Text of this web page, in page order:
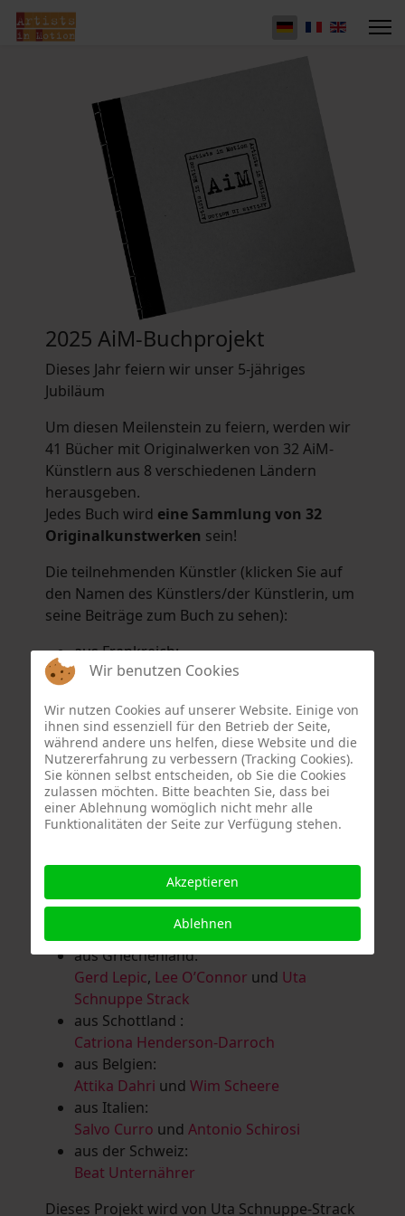
2025 AiM-Buchprojekt
Dieses Jahr feiern wir unser 5-jähriges
Jubiläum
Um diesen Meilenstein zu feiern, werden wir
41 Bücher mit Originalwerken von 32 AiM-
Künstlern aus 8 verschiedenen Ländern
herausgeben.
Jedes Buch wird eine Sammlung von 32
Originalkunstwerken sein!
Die teilnehmenden Künstler (klicken Sie auf
den Namen des Künstlers/der Künstlerin, um
seine Beiträge zum Buch zu sehen):
aus Frankreich:
Hélène Argo,Didier Bonnot
Eric Schaftlein.
aus den Niederlanden:
Dorrety Brookhuis,Natalia Dik,Elise
EekhoutundHenny Schaapman
aus Deutschland:
Salomé Herbst,Andrea Jungnitsch,
Lanzl,Heidrun MalComes,Christa Mayer-
Guntram Prochaska
Schaub,Vera Schaub,Birgit Schweimler &
Serge DevadderundRolf Thärichen
aus Griechenland:
Gerd Lepic, Lee O’Connor und Uta
Schnuppe Strack
aus Schottland :
Catriona Henderson-Darroch
aus Belgien:
Attika Dahri und Wim Scheere
aus Italien:
Salvo Curro und Antonio Schirosi
aus der Schweiz:
Beat Unternährer
Dieses Projekt wird von Uta Schnuppe-Strack
Wir benutzen Cookies
Wir nutzen Cookies auf unserer Website. Einige von
ihnen sind essenziell für den Betrieb der Seite,
während andere uns helfen, diese Website und die
Nutzererfahrung zu verbessern (Tracking Cookies).
Sie können selbst entscheiden, ob Sie die Cookies
zulassen möchten. Bitte beachten Sie, dass bei
einer Ablehnung womöglich nicht mehr alle
Funktionalitäten der Seite zur Verfügung stehen.
Akzeptieren
Ablehnen